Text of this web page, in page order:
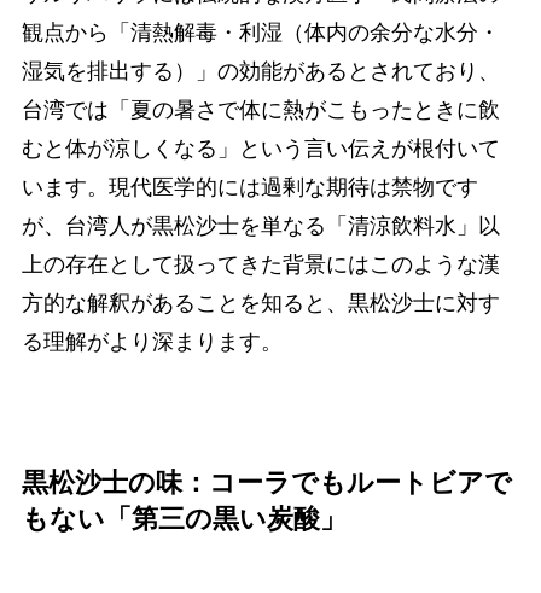
観点から「清熱解毒・利湿（体内の余分な水分・
湿気を排出する）」の効能があるとされており、
台湾では「夏の暑さで体に熱がこもったときに飲
むと体が涼しくなる」という言い伝えが根付いて
います。現代医学的には過剰な期待は禁物です
が、台湾人が黒松沙士を単なる「清涼飲料水」以
上の存在として扱ってきた背景にはこのような漢
方的な解釈があることを知ると、黒松沙士に対す
る理解がより深まります。
黒松沙士の味：コーラでもルートビアで
もない「第三の黒い炭酸」